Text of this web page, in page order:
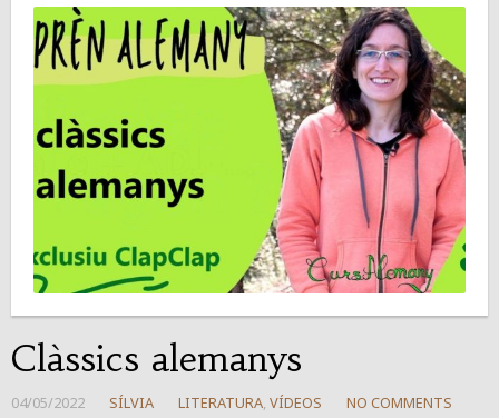
Clàssics alemanys
04/05/2022 SÍLVIA LITERATURA, VÍDEOS NO COMMENTS